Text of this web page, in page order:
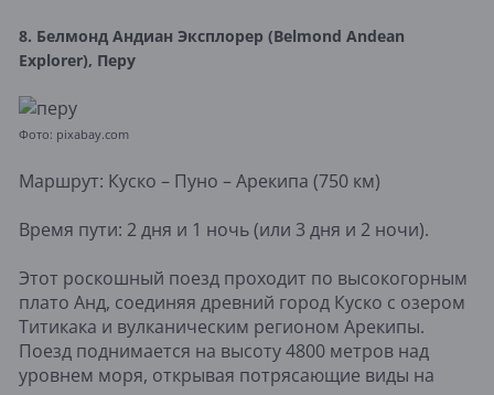
8. Белмонд Андиан Эксплорер (Belmond Andean
Explorer), Перу
Фото: pixabay.com
Маршрут: Куско – Пуно – Арекипа (750 км)
Время пути: 2 дня и 1 ночь (или 3 дня и 2 ночи).
Этот роскошный поезд проходит по высокогорным
плато Анд, соединяя древний город Куско с озером
Титикака и вулканическим регионом Арекипы.
Поезд поднимается на высоту 4800 метров над
уровнем моря, открывая потрясающие виды на